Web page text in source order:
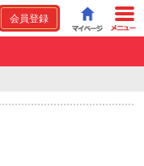
会員登録